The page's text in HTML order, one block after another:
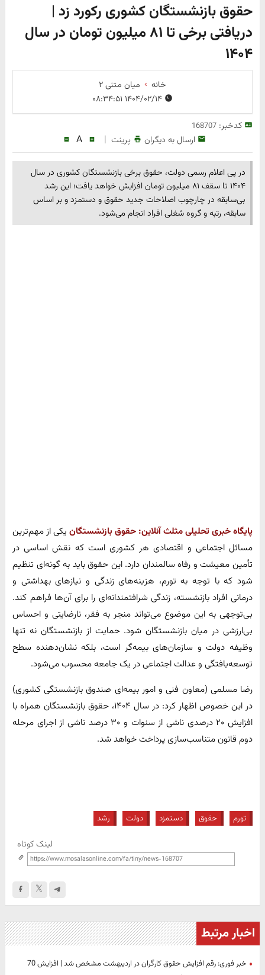
حقوق بازنشستگان کشوری رکورد زد |
دریافتی برخی تا ۸۱ میلیون تومان در سال
۱۴۰۴
خانه
میان متنی ۲
۱۴۰۴/۰۲/۱۴ ۰۸:۳۴:۵۱
کدخبر:168707
ارسال به دیگران پرینت |
A
در پی اعلام رسمی دولت، حقوق برخی بازنشستگان کشوری در سال
۱۴۰۴ تا سقف ۸۱ میلیون تومان افزایش خواهد یافت؛ این رشد
بی‌سابقه در چارچوب اصلاحات جدید حقوق و دستمزد و بر اساس
سابقه، رتبه و گروه شغلی افراد انجام می‌شود.
پایگاه خبری تحلیلی مثلث آنلاین: حقوق بازنشستگان یکی از مهم‌ترین
مسائل اجتماعی و اقتصادی هر کشوری است که نقش اساسی در
تأمین معیشت و رفاه سالمندان دارد. این حقوق باید به گونه‌ای تنظیم
شود که با توجه به تورم، هزینه‌های زندگی و نیازهای بهداشتی و
درمانی افراد بازنشسته، زندگی شرافتمندانه‌ای را برای آن‌ها فراهم کند.
بی‌توجهی به این موضوع می‌تواند منجر به فقر، نارضایتی و احساس
بی‌ارزشی در میان بازنشستگان شود. حمایت از بازنشستگان نه تنها
وظیفه دولت و سازمان‌های بیمه‌گر است، بلکه نشان‌دهنده سطح
توسعه‌یافتگی و عدالت اجتماعی در یک جامعه محسوب می‌شود.
رضا مسلمی (معاون فنی و امور بیمه‌ای صندوق بازنشستگی کشوری)
در این خصوص اظهار کرد: در سال ۱۴۰۴، حقوق بازنشستگان همراه با
افزایش ۲۰ درصدی ناشی از سنوات و ۳۰ درصد ناشی از اجرای مرحله
دوم قانون متناسب‌سازی پرداخت خواهد شد.
تورم حقوق دستمزد دولت رشد
لینک کوتاه
اخبار مرتبط
خبر فوری: رقم افزایش حقوق کارگران در اردیبهشت مشخص شد | افزایش 70